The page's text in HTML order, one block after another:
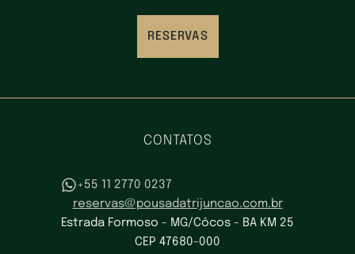
RESERVAS
CONTATOS
+55 11 2770 0237
reservas@pousadatrijuncao.com.br
Estrada Formoso - MG/Côcos - BA KM 25
CEP 47680-000